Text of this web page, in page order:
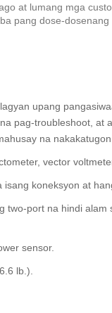
at lumang mga
pang dose-
upang
pag-troubleshoot, at
na
vector
koneksyon at
port na hindi
sensor.
lb.).